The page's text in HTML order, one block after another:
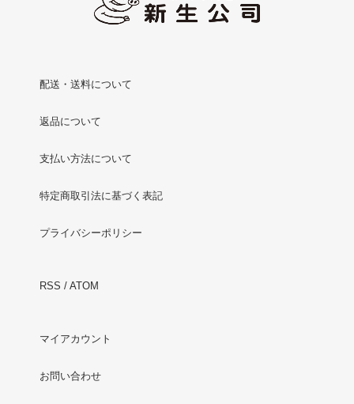
配送・送料について
返品について
支払い方法について
特定商取引法に基づく表記
プライバシーポリシー
RSS / ATOM
マイアカウント
お問い合わせ